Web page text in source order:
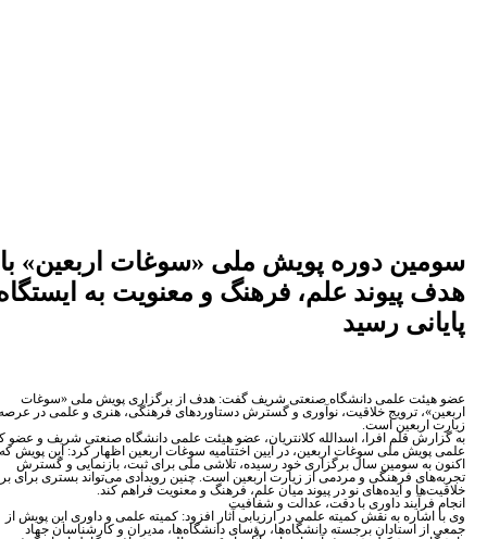
دوره پویش ملی «سوغات اربعین» با
پیوند علم، فرهنگ و معنویت به ایستگاه
رسید
علمی دانشگاه صنعتی شریف گفت: هدف از برگزاری پویش ملی «سوغات
ترویج خلاقیت، نوآوری و گسترش دستاوردهای فرهنگی، هنری و علمی در عرصه
اربعین است.
قلم افرا، اسدالله کلانتریان، عضو هیئت علمی دانشگاه صنعتی شریف و عضو کمیته
ملی سوغات اربعین، در آیین اختتامیه سوغات اربعین اظهار کرد: این پویش که
سومین سال برگزاری خود رسیده، تلاشی ملی برای ثبت، بازنمایی و گسترش
فرهنگی و مردمی از زیارت اربعین است. چنین رویدادی می‌تواند بستری برای بروز
و ایده‌های نو در پیوند میان علم، فرهنگ و معنویت فراهم کند.
داوری با دقت، عدالت و شفافیت
به نقش کمیته علمی در ارزیابی آثار افزود: کمیته علمی و داوری این پویش از
استادان برجسته دانشگاه‌ها، رؤسای دانشگاه‌ها، مدیران و کارشناسان جهاد